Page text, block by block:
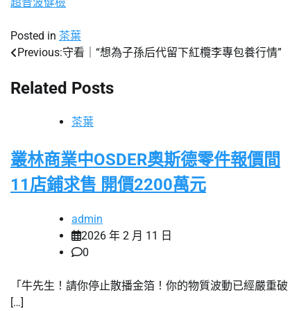
Posted in 茶葉
文
章
Previous:守看｜“想為子孫后代留下紅欖李專包養行情”
Related Posts
茶葉
叢林商業中OSDER奧斯德零件報價間
11店鋪求售 開價2200萬元
admin
2026 年 2 月 11 日
0
「牛先生！請你停止散播金箔！你的物質波動已經嚴重破
[…]